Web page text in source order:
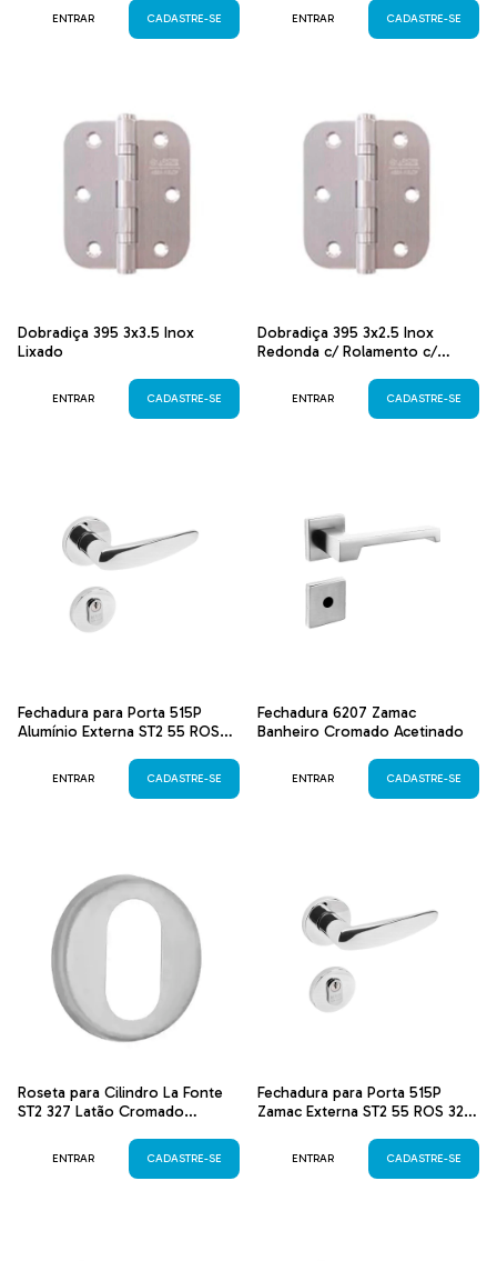
ENTRAR CADASTRE-SE ENTRAR CADASTRE-SE
Dobradiça 395 3x3.5 Inox
Lixado
ENTRAR CADASTRE-SE
Dobradiça 395 3x2.5 Inox
Redonda c/ Rolamento c/
ENTRAR CADASTRE-SE
Fechadura para Porta 515P
Alumínio Externa ST2 55 ROS
ENTRAR CADASTRE-SE
Fechadura 6207 Zamac
Banheiro Cromado Acetinado
ENTRAR CADASTRE-SE
Roseta para Cilindro La Fonte
ST2 327 Latão Cromado
ENTRAR CADASTRE-SE
Fechadura para Porta 515P
Zamac Externa ST2 55 ROS 327
ENTRAR CADASTRE-SE